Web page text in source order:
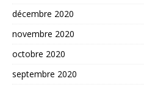
décembre 2020
novembre 2020
octobre 2020
septembre 2020